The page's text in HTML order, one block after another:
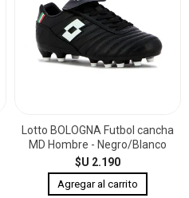
Lotto BOLOGNA Futbol cancha
MD Hombre - Negro/Blanco
$U 2.190